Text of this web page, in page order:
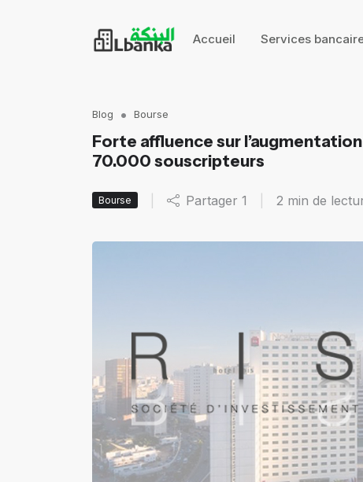
Accueil Services
Blog Bourse
Forte affluence sur
70.000 souscripteurs
Bourse Partager 1 2 min de